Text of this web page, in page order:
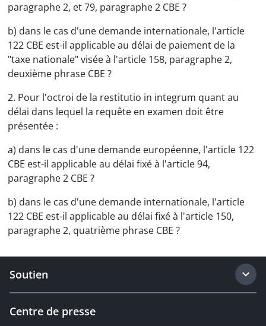
paragraphe 2, et 79, paragraphe 2 CBE ?
b) dans le cas d'une demande internationale, l'article
122 CBE est-il applicable au délai de paiement de la
"taxe nationale" visée à l'article 158, paragraphe 2,
deuxième phrase CBE ?
2. Pour l'octroi de la restitutio in integrum quant au
délai dans lequel la requête en examen doit être
présentée :
a) dans le cas d'une demande européenne, l'article 122
CBE est-il applicable au délai fixé à l'article 94,
paragraphe 2 CBE ?
b) dans le cas d'une demande internationale, l'article
122 CBE est-il applicable au délai fixé à l'article 150,
paragraphe 2, quatrième phrase CBE ?
Soutien
Centre de presse